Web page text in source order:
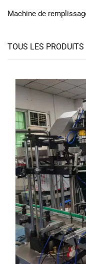
Machine de
TOUS LES PRODUITS